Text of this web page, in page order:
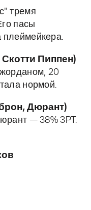
тремя
пасы
Пиппен)
20
нормой.
Дюрант)
— 38% 3PT.